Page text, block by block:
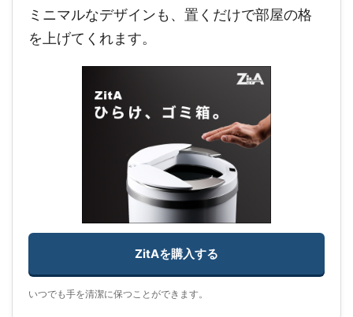
ミニマルなデザインも、置くだけで部屋の格
を上げてくれます。
ZitAを購入する
いつでも手を清潔に保つことができます。